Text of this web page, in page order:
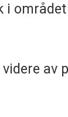
i
av